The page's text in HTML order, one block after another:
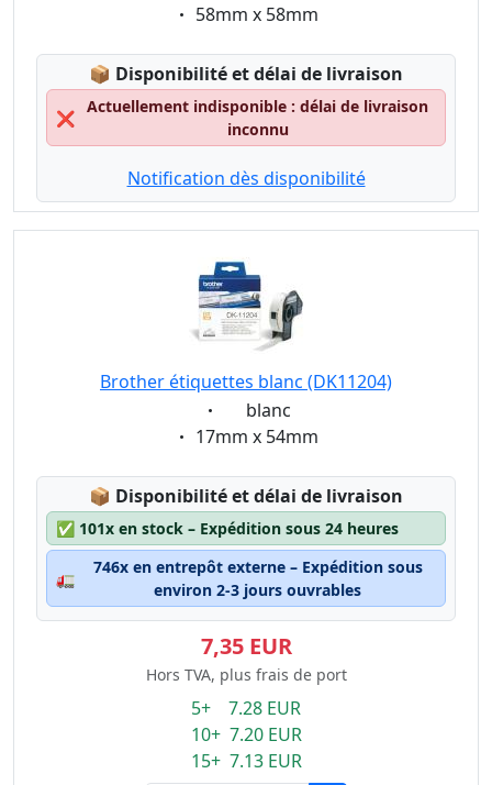
Eigenschaft:
58mm x 58mm
📦 Lagerstatus:
Disponibilité et délai de livraison
❌
Actuellement indisponible : délai de livraison
inconnu
Notification dès disponibilité
Brother étiquettes blanc (DK11204)
Eigenschaft:
blanc
Eigenschaft:
17mm x 54mm
📦 Lagerstatus:
Disponibilité et délai de livraison
✅ 101x en stock – Expédition sous 24 heures
🚛
746x en entrepôt externe – Expédition sous
environ 2-3 jours ouvrables
7,35 EUR
Hors TVA, plus frais de port
5+ 7.28 EUR
10+ 7.20 EUR
15+ 7.13 EUR